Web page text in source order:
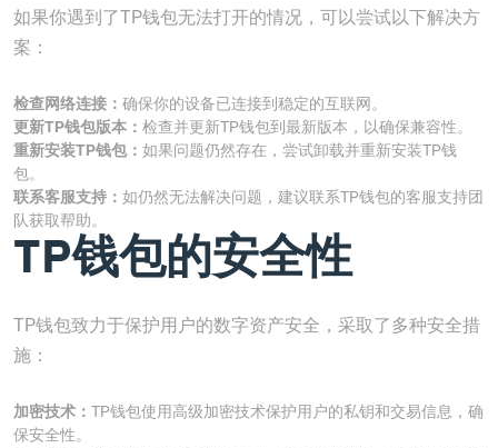
如果你遇到了TP钱包无法打开的情况，可以尝试以下解决方
案：
检查网络连接： 确保你的设备已连接到稳定的互联网。
更新TP钱包版本： 检查并更新TP钱包到最新版本，以确保兼容性。
重新安装TP钱包： 如果问题仍然存在，尝试卸载并重新安装TP钱
包。
联系客服支持： 如仍然无法解决问题，建议联系TP钱包的客服支持团
队获取帮助。
TP钱包的安全性
TP钱包致力于保护用户的数字资产安全，采取了多种安全措
施：
加密技术： TP钱包使用高级加密技术保护用户的私钥和交易信息，确
保安全性。